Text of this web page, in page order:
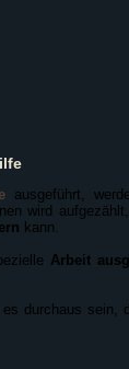
ausgeführt,
wird
kann.
Arbeit
durchaus sein,